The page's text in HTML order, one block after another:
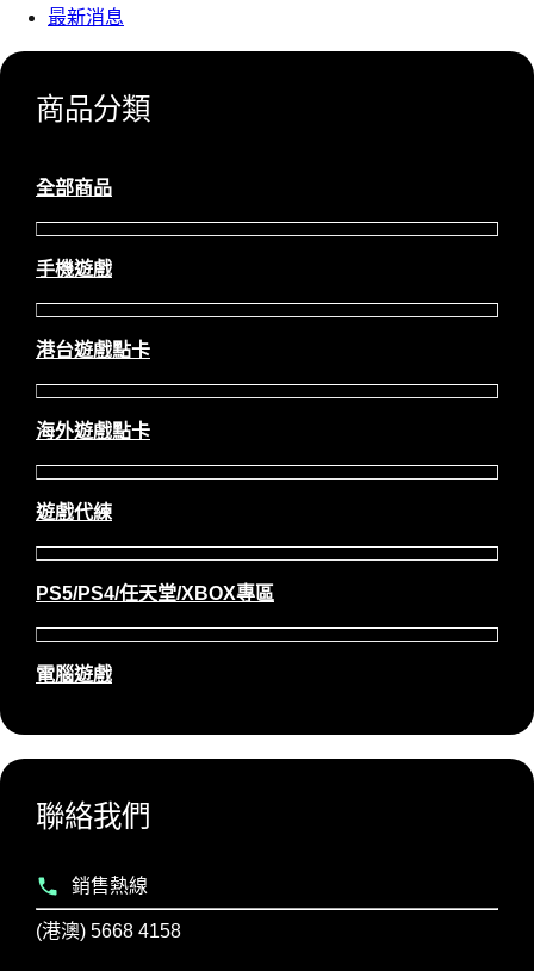
最新消息
商品分類
全部商品
手機遊戲
港台遊戲點卡
海外遊戲點卡
遊戲代練
PS5/PS4/任天堂/XBOX專區
電腦遊戲
聯絡我們
銷售熱線
(港澳) 5668 4158